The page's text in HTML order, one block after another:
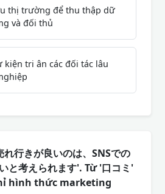
thị trường để thu thập dữ
và đối thủ
kiện tri ân các đối tác lâu
れ行きが良いのは、SNSでの
と考えられます'. Từ '口コミ'
hình thức marketing